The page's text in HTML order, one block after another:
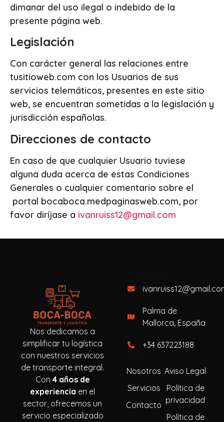
dimanar del uso ilegal o indebido de la
presente página web.
Legislación
Con carácter general las relaciones entre
tusitioweb.com con los Usuarios de sus
servicios telemáticos, presentes en este sitio
web, se encuentran sometidas a la legislación y
jurisdicción españolas.
Direcciones de contacto
En caso de que cualquier Usuario tuviese
alguna duda acerca de estas Condiciones
Generales o cualquier comentario sobre el
portal bocaboca.medpaginasweb.com, por
favor diríjase a ivanruiss12@gmail.com
Nos dedicamos a
simplificar tu logística
con nuestros servicios
de transporte integral.
Con 4 años de
experiencia en el
sector, ofrecemos un
servicio especializado
Nosotros
Servicios
Contacto
Aviso Legal
Política de
privacidad
Política de
Palma de
Mallorca, España
+34 637223188